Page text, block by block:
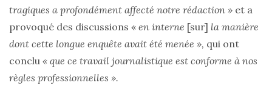
tragiques a profondément affecté notre rédaction » et a
provoqué des discussions « en interne [sur] la manière
dont cette longue enquête avait été menée », qui ont
conclu « que ce travail journalistique est conforme à nos
règles professionnelles ».